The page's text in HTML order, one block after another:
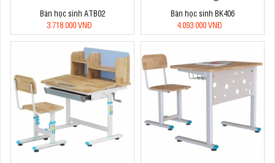
Bàn học sinh ATB02
3.718.000 VNĐ
Bàn học sinh BK406
4.093.000 VNĐ